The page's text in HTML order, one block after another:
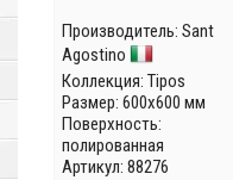
Производитель: Sant
Agostino
Коллекция: Tipos
Размер: 600x600 мм
Поверхность:
полированная
Артикул: 88276